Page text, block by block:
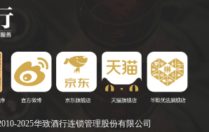
2025华致酒行连锁管理股份有限公司